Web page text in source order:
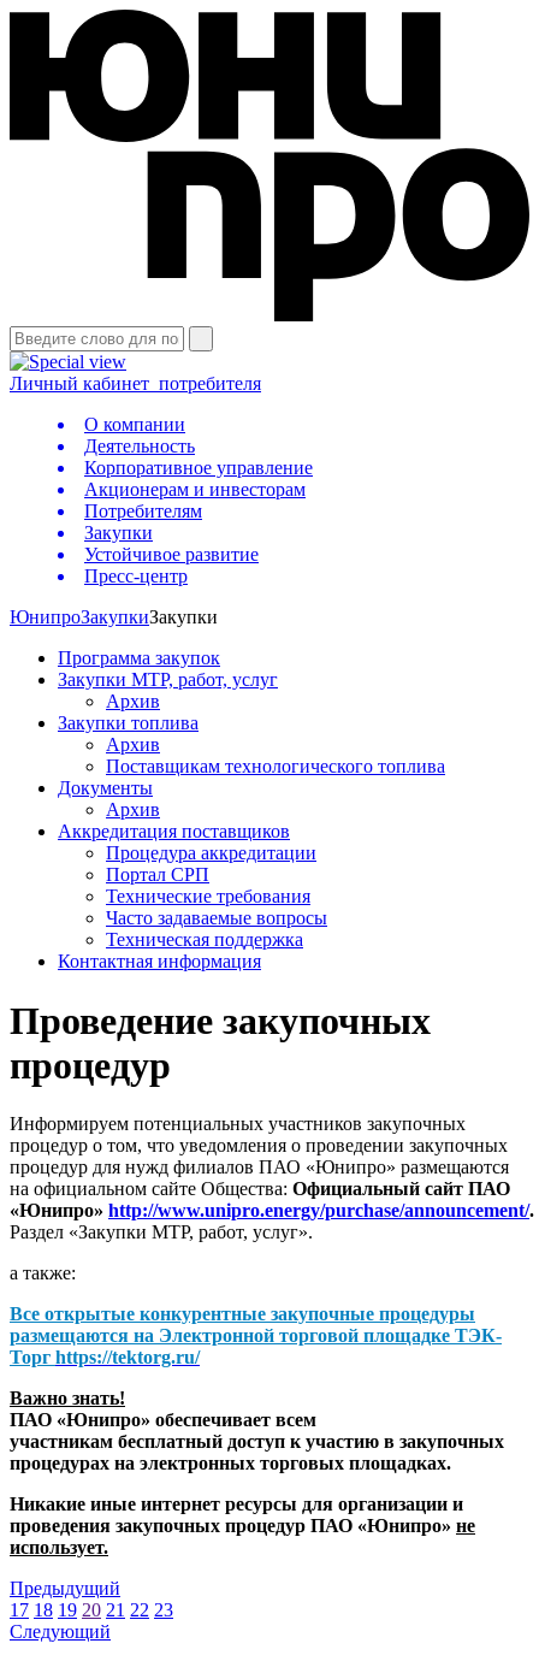
Личный кабинет потребителя
О компании
Деятельность
Корпоративное управление
Акционерам и инвесторам
Потребителям
Закупки
Устойчивое развитие
Пресс-центр
ЮнипроЗакупкиЗакупки
Программа закупок
Закупки МТР, работ, услуг
Архив
Закупки топлива
Архив
Поставщикам технологического топлива
Документы
Архив
Аккредитация поставщиков
Процедура аккредитации
Портал СРП
Технические требования
Часто задаваемые вопросы
Техническая поддержка
Контактная информация
Проведение закупочных
процедур
Информируем потенциальных участников закупочных
процедур о том, что уведомления о проведении закупочных
процедур для нужд филиалов ПАО «Юнипро» размещаются
на официальном сайте Общества: Официальный сайт ПАО
«Юнипро» http://www.unipro.energy/purchase/announcement/.
Раздел «Закупки МТР, работ, услуг».
а также:
Все открытые конкурентные закупочные процедуры
размещаются на Электронной торговой площадке ТЭК-
Торг https://tektorg.ru/
Важно знать!
ПАО «Юнипро» обеспечивает всем
участникам бесплатный доступ к участию в закупочных
процедурах на электронных торговых площадках.
Никакие иные интернет ресурсы для организации и
проведения закупочных процедур ПАО «Юнипро» не
использует.
Предыдущий
17 18 19 20 21 22 23
Следующий